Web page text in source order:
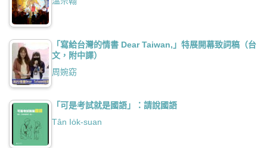
「寫給台灣的情書 Dear Taiwan,」特展開幕致詞稿（台
文，附中譯）
周婉窈
「可是考試就是國語」：請說國語
Tân Io̍k-suan